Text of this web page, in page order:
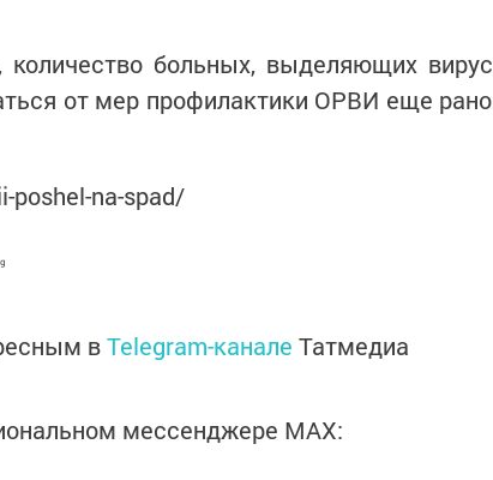
больных, выделяющих
от мер профилактики ОРВИ еще
poshel-na-spad/
вTelegram-канале Татмедиа
мессенджере MАХ: